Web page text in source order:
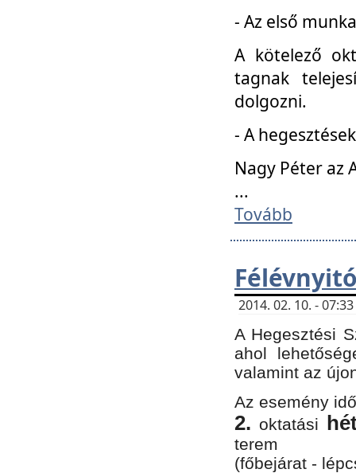
- Az első
A kötelező
tagnak
dolgozni.
- A
Nagy Péter az
...
Tovább
2014. 02. 10. -
A Hegesztési
ahol
valamint az
Az esemény
2. oktatási
terem
(főbejárat -